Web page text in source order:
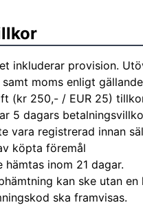
inkluderar provision.
moms enligt
(kr 250,- / EUR 25)
5 dagars
vara registrerad innan
köpta föremål
hämtas inom 21 dagar.
kan ske utan
ska framvisas.